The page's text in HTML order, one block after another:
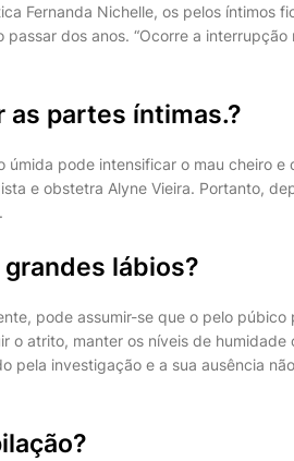
Fernanda Nichelle, os pelos íntimos
dos anos. “Ocorre a
as partes íntimas.?
úmida pode intensificar o mau cheiro e
e obstetra Alyne Vieira. Portanto,
lábios?
pode assumir-se que o pelo púbico
o atrito, manter os níveis de humidade
pela investigação e a sua ausência